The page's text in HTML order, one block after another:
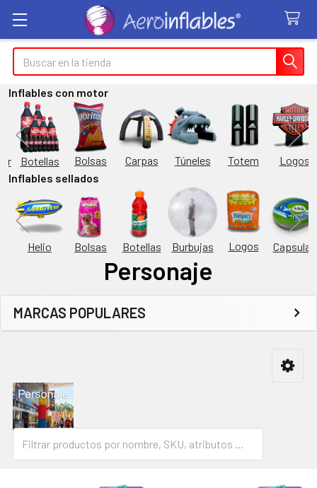
Buscar
Inflables con motor
Botellas Bolsas Carpas Túneles Totem
Logos
Inflables sellados
Helio Bolsas Botellas Burbujas Logos Capsulas
Personaje
Barra
MARCAS POPULARES